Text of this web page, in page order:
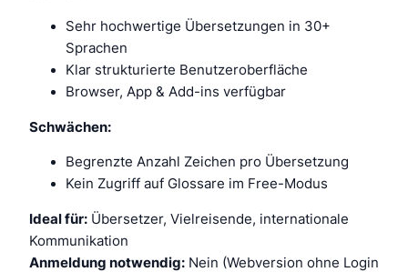
Sehr hochwertige Übersetzungen in 30+
Sprachen
Klar strukturierte Benutzeroberfläche
Browser, App & Add-ins verfügbar
Schwächen:
Begrenzte Anzahl Zeichen pro Übersetzung
Kein Zugriff auf Glossare im Free-Modus
Ideal für: Übersetzer, Vielreisende, internationale
Kommunikation
Anmeldung notwendig: Nein (Webversion ohne Login